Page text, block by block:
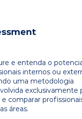
e entenda o
internos ou
uma metodologia
exclusivamente
e comparar
áreas.